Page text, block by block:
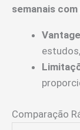
semanais
Comparação